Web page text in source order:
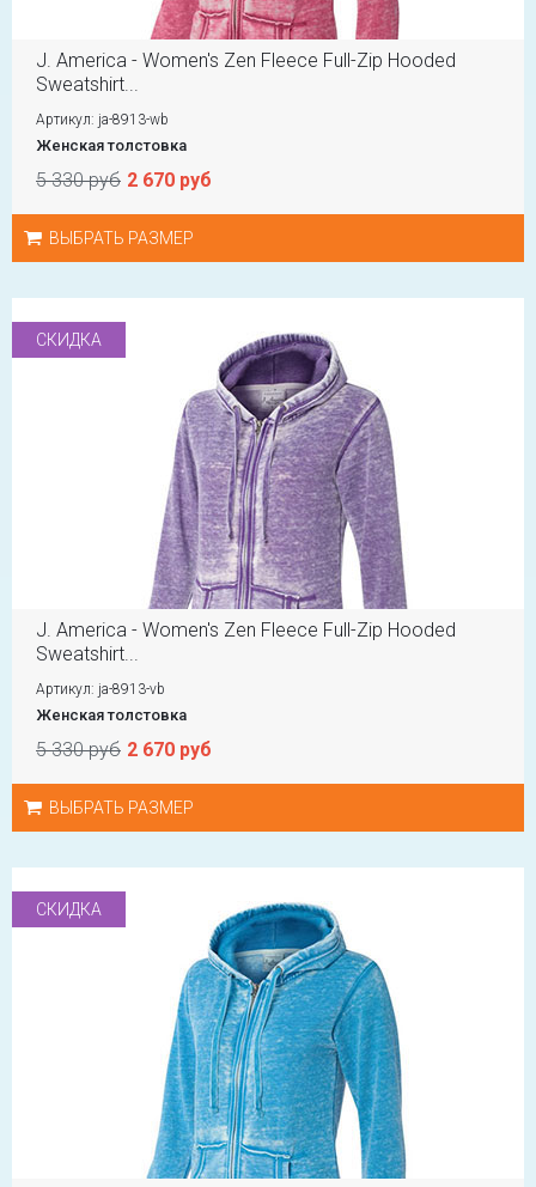
J. America - Women's Zen Fleece Full-Zip Hooded
Sweatshirt...
Артикул: ja-8913-wb
Женская толстовка
5 330 руб 2 670 руб
ВЫБРАТЬ РАЗМЕР
СКИДКА
J. America - Women's Zen Fleece Full-Zip Hooded
Sweatshirt...
Артикул: ja-8913-vb
Женская толстовка
5 330 руб 2 670 руб
ВЫБРАТЬ РАЗМЕР
СКИДКА